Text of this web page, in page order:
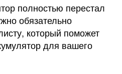
полностью перестал
обязательно
который поможет
для вашего